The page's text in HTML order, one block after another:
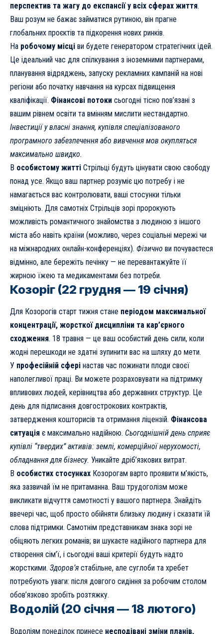
перспектив та жагу до експансії у всіх сферах життя.
Ваш розум не бажає займатися рутиною, він прагне
глобальних проєктів та підкорення нових ринків.
На робочому місці ви будете генератором стратегічних ідей.
Це ідеальний час для спілкування з іноземними партнерами,
планування відряджень, запуску рекламних кампаній на нові
регіони або початку навчання на курсах підвищення
кваліфікації. Фінансові потоки сьогодні тісно пов’язані з
вашим рівнем освіти та вмінням мислити нестандартно.
Інвестиції у власні знання, купівля спеціалізованого
програмного забезпечення або вивчення мов окупляться
максимально швидко.
В особистому житті Стрільці будуть цінувати свою свободу
понад усе. Якщо ваш партнер розуміє цю потребу і не
намагається вас контролювати, ваші стосунки тільки
зміцніють. Для самотніх Стрільців зорі пророкують
можливість романтичного знайомства з людиною з іншого
міста або навіть країни (можливо, через соціальні мережі чи
на міжнародних онлайн-конференціях). Фізично ви почуваєтеся
відмінно, але бережіть печінку — не перевантажуйте її
жирною їжею та медикаментами без потреби.
Козоріг (22 грудня — 19 січня)
Для Козорогів старт тижня стане періодом максимальної
концентрації, жорсткої дисципліни та кар’єрного
сходження. 18 травня — це ваш особистий день сили, коли
жодні перешкоди не здатні зупинити вас на шляху до мети.
У професійній сфері настав час пожинати плоди своєї
наполегливої праці. Ви можете розраховувати на підтримку
впливових людей, керівництва або державних структур. Це
день для підписання довгострокових контрактів,
затвердження кошторисів та отримання ліцензій. Фінансова
ситуація є максимально надійною. Сьогоднішній день сприяє
купівлі “твердих” активів: землі, комерційної нерухомості,
обладнання для бізнесу. Уникайте дріб’язкових витрат.
В особистих стосунках Козорогам варто проявити м’якість,
яка зазвичай їм не притаманна. Ваш трудоголізм може
викликати відчуття самотності у вашого партнера. Знайдіть
ввечері час, щоб просто обійняти близьку людину і сказати їй
слова підтримки. Самотнім представникам знака зорі не
обіцяють легких романів; ви шукаєте надійного партнера для
створення сім’ї, і сьогодні ваші критерії будуть надто
жорсткими. Здоров’я стабільне, але суглоби та хребет
потребують уваги: після довгого сидіння за робочим столом
обов’язково зробіть розтяжку.
Водолій (20 січня — 18 лютого)
Водоліям понеділок принесе несподівані зміни планів,